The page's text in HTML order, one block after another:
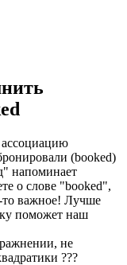
(booked)
напоминает
о слове "booked",
то важное! Лучше
поможет наш
не
???